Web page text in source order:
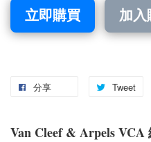
立即購買 加入
分享 Tweet
Van Cleef & Arpels VCA